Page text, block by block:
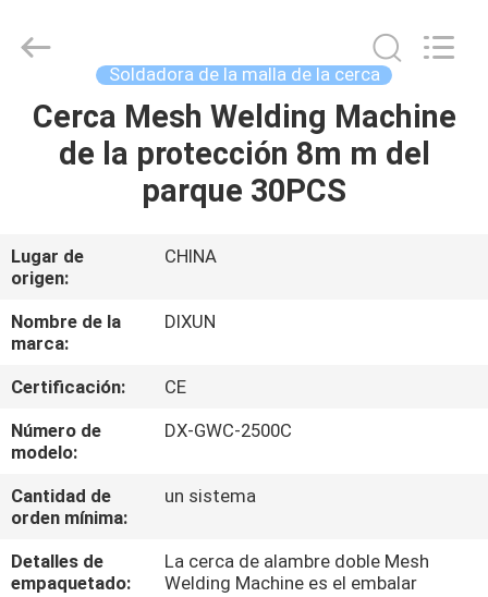
HOGAR
PRODUCTOS
DEMOSTRACIÓN
DE
VR
SOBRE
NOSOTROS
VIAJE
LA
Mesh
Products
Reserved.
Soldadora de la malla de la cerca
Cerca Mesh Welding Machine
de la protección 8m m del
parque 30PCS
Lugar de
origen:
CHINA
Nombre de la
marca:
DIXUN
Certificación:
CE
Número de
modelo:
DX-GWC-2500C
Cantidad de
orden mínima:
un sistema
Detalles de
empaquetado:
La cerca de alambre doble Mesh
Welding Machine es el embalar